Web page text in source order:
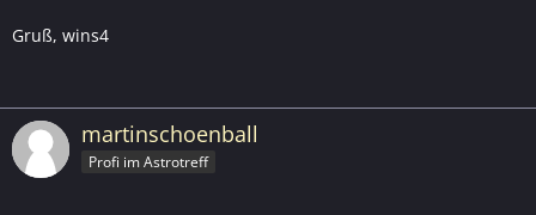
Gruß, wins4
martinschoenball
Profi im Astrotreff